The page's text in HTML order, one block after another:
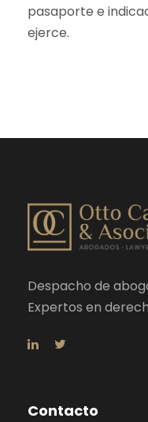
pasaporte e
ejerce.
Despacho de
Expertos en
Contacto